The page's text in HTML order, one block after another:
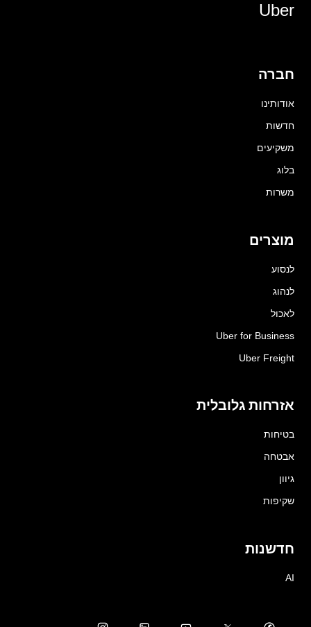
Uber
חברה
אודותינו
חדשות
משקיעים
בלוג
משרות
מוצרים
לנסוע
לנהוג
לאכול
Uber for Business
Uber Freight
אזרחות גלובלית
בטיחות
אבטחה
גיוון
שקיפות
חדשנות
AI